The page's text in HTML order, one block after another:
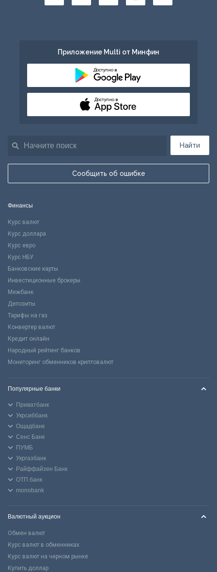
Найти
Сообщить об ошибке
Приложение Multi от Минфин
Доступно в
Доступно в
Финансы
Курс валют
Курс доллара
Курс евро
Курс НБУ
Банковские карты
Инвестиционные брокеры
Межбанк
Депозиты
Тарифы на газ
Конвертер валют
Кредит онлайн
Народный рейтинг банков
Мониторинг обменников криптовалют
Популярные банки
Приватбанк
Укрсиббанк
Ощадбанк
Сенс Банк
ПУМБ
Укргазбанк
Райффайзен Банк
ОТП банк
monobank
Валютный аукцион
Обмен валют
Курс валют в обменниках
Курс валют на черном рынке
Купить доллар